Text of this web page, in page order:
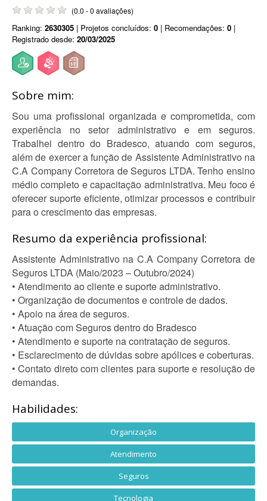
(0.0 - 0 avaliações)
Ranking: 2630305 | Projetos concluídos: 0 | Recomendações: 0 |
Registrado desde: 20/03/2025
Sobre mim:
Sou uma profissional organizada e comprometida, com
experiência no setor administrativo e em seguros.
Trabalhei dentro do Bradesco, atuando com seguros,
além de exercer a função de Assistente Administrativo na
C.A Company Corretora de Seguros LTDA. Tenho ensino
médio completo e capacitação administrativa. Meu foco é
oferecer suporte eficiente, otimizar processos e contribuir
para o crescimento das empresas.
Resumo da experiência profissional:
Assistente Administrativo na C.A Company Corretora de
Seguros LTDA (Maio/2023 – Outubro/2024)
• Atendimento ao cliente e suporte administrativo.
• Organização de documentos e controle de dados.
• Apoio na área de seguros.
• Atuação com Seguros dentro do Bradesco
• Atendimento e suporte na contratação de seguros.
• Esclarecimento de dúvidas sobre apólices e coberturas.
• Contato direto com clientes para suporte e resolução de
demandas.
Habilidades:
Organização
Atendimento
Seguros
Tecnologia